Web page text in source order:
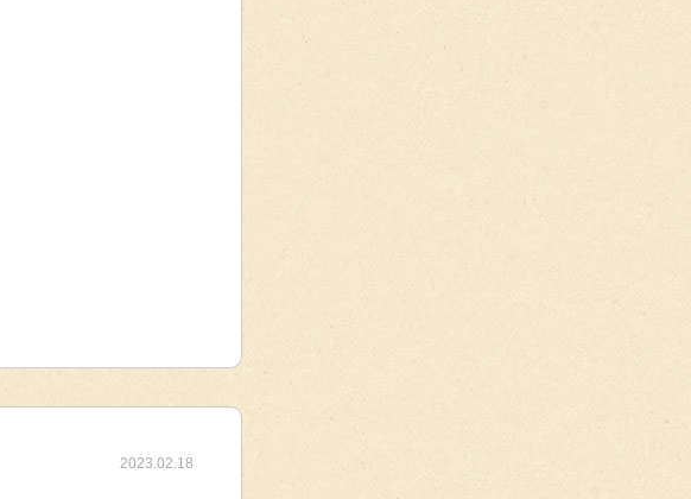
2023.02.18